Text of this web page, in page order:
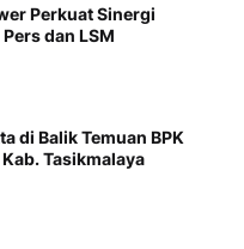
Perkuat Sinergi
dan LSM
di Balik Temuan BPK
Kab. Tasikmalaya